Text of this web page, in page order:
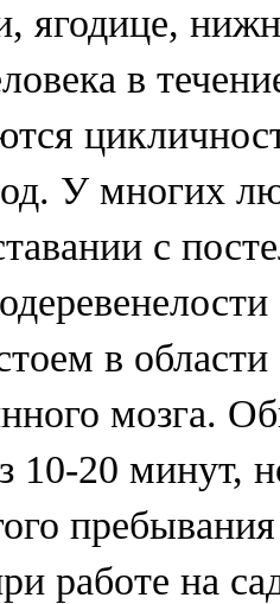
ягодице,
в
У многих
с
в
мозга.
10-20 минут,
работе на